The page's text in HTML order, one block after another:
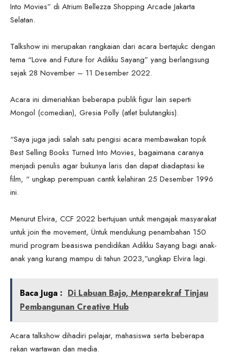
Into Movies” di Atrium Bellezza Shopping Arcade Jakarta
Selatan.
Talkshow ini merupakan rangkaian dari acara bertajukc dengan
tema “Love and Future for Adikku Sayang” yang berlangsung
sejak 28 November – 11 Desember 2022.
Acara ini dimeriahkan beberapa publik figur lain seperti
Mongol (comedian), Gresia Polly (atlet bulutangkis).
“Saya juga jadi salah satu pengisi acara membawakan topik
Best Selling Books Turned Into Movies, bagaimana caranya
menjadi penulis agar bukunya laris dan dapat diadaptasi ke
film, “ ungkap perempuan cantik kelahiran 25 Desember 1996
ini.
Menurut Elvira, CCF 2022 bertujuan untuk mengajak masyarakat
untuk join the movement, Üntuk mendukung penambahan 150
murid program beasiswa pendidikan Adikku Sayang bagi anak-
anak yang kurang mampu di tahun 2023,”ungkap Elvira lagi.
Baca Juga : Di Labuan Bajo, Menparekraf Tinjau
Pembangunan Creative Hub
Acara talkshow dihadiri pelajar, mahasiswa serta beberapa
rekan wartawan dan media.